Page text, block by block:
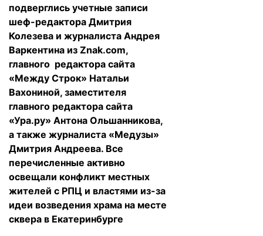
подверглись учетные записи
шеф-редактора Дмитрия
Колезева и журналиста Андрея
Варкентина из Znak.com,
главного редактора сайта
«Между Строк» Натальи
Вахониной, заместителя
главного редактора сайта
«Ура.ру» Антона Ольшанникова,
а также журналиста «Медузы»
Дмитрия Андреева. Все
перечисленные активно
освещали конфликт местных
жителей с РПЦ и властями из-за
идеи возведения храма на месте
сквера в Екатеринбурге